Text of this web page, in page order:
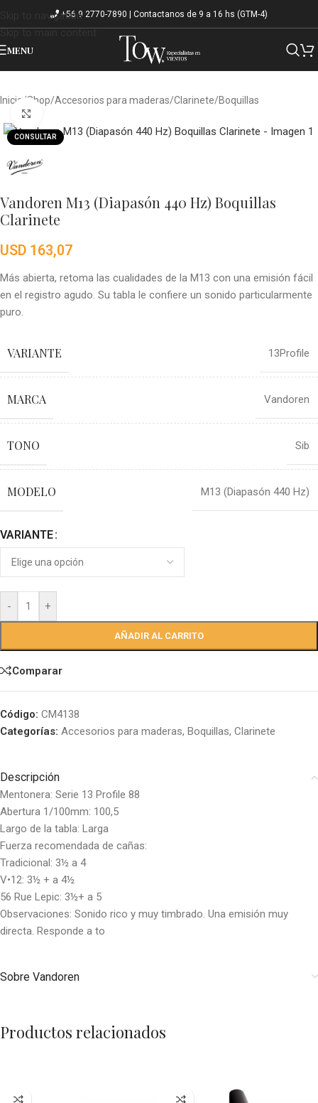
Skip to navigation
Skip to main content
+56 9 2770-7890 | Contactanos de 9 a 16 hs (GTM-4)
MENU
Inicio /Shop/Accesorios para maderas/Clarinete/Boquillas
CONSULTAR
Vandoren M13 (Diapasón 440 Hz) Boquillas
Clarinete
USD 163,07
Más abierta, retoma las cualidades de la M13 con una emisión fácil
en el registro agudo. Su tabla le confiere un sonido particularmente
puro.
VARIANTE 13Profile
MARCA Vandoren
TONO Sib
MODELO M13 (Diapasón 440 Hz)
VARIANTE
- +
AÑADIR AL CARRITO
Comparar
Código: CM4138
Categorías: Accesorios para maderas, Boquillas, Clarinete
Descripción
Mentonera: Serie 13 Profile 88
Abertura 1/100mm: 100,5
Largo de la tabla: Larga
Fuerza recomendada de cañas:
Tradicional: 3½ a 4
V•12: 3½ + a 4½
56 Rue Lepic: 3½+ a 5
Observaciones: Sonido rico y muy timbrado. Una emisión muy
directa. Responde a to
Sobre Vandoren
Productos relacionados